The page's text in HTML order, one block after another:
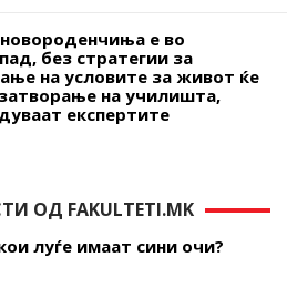
новороденчиња е во
без стратегии за
на условите за живот ќе
на училишта,
експертите
ОД FAKULTETI.MK
луѓе имаат сини очи?